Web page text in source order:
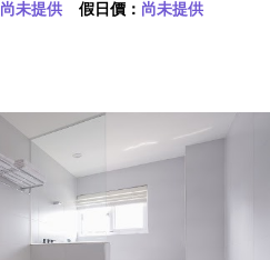
尚未提供 假日價： 尚未提供